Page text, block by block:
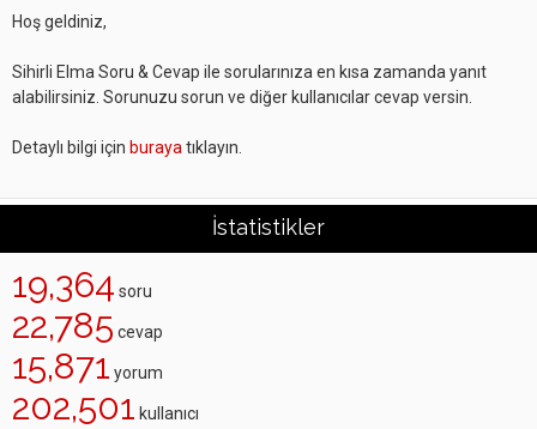
Hoş geldiniz,
Sihirli Elma Soru & Cevap ile sorularınıza en kısa zamanda yanıt
alabilirsiniz. Sorunuzu sorun ve diğer kullanıcılar cevap versin.
Detaylı bilgi için buraya tıklayın.
İstatistikler
19,364 soru
22,785 cevap
15,871 yorum
202,501 kullanıcı